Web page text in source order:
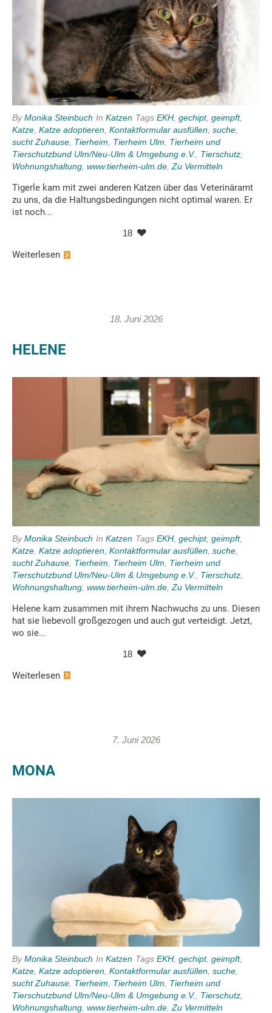
ByMonika Steinbuch In Katzen Tags EKH gechipt, geimpft,
Katze Katze adoptieren Kontaktformular ausfüllen suche
sucht Zuhause Tierheim Tierheim Ulm
Tierheim und
Tierschutzbund Ulm/Neu-Ulm & Umgebung e.V.
Tierschutz
Wohnungshaltung www.tierheim-ulm.de Zu Vermitteln
Tigerle kam mit zwei anderen Katzen über das Veterinäramt
zu uns, da die Haltungsbedingungen nicht optimal waren. Er
ist noch...
18
Weiterlesen
18. Juni 2026
HELENE
ByMonika Steinbuch In Katzen Tags EKH gechipt, geimpft,
Katze Katze adoptieren Kontaktformular ausfüllen suche
sucht Zuhause Tierheim Tierheim Ulm
Tierheim und
Tierschutzbund Ulm/Neu-Ulm & Umgebung e.V.
Tierschutz
Wohnungshaltung www.tierheim-ulm.de Zu Vermitteln
Helene kam zusammen mit ihrem Nachwuchs zu uns. Diesen
hat sie liebevoll großgezogen und auch gut verteidigt. Jetzt,
wo sie...
18
Weiterlesen
7. Juni 2026
MONA
ByMonika Steinbuch In Katzen Tags EKH gechipt, geimpft,
Katze Katze adoptieren Kontaktformular ausfüllen suche
sucht Zuhause Tierheim Tierheim Ulm
Tierheim und
Tierschutzbund Ulm/Neu-Ulm & Umgebung e.V.
Tierschutz
Wohnungshaltung www.tierheim-ulm.de Zu Vermitteln